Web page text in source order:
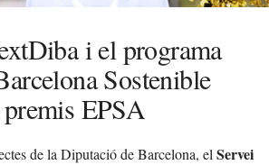
i el programa
Sostenible
EPSA
de la Diputació de Barcelona, el Servei